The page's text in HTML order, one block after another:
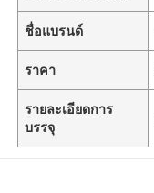
ชื่อแบรนด์
ราคา
รายละเอียดการ
บรรจุ